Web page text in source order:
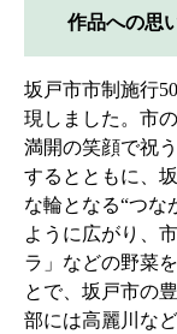
作品への思
坂戸市市制施行
現しました。市
満開の笑顔で祝
するとともに、
な輪となる“つな
ように広がり、
ラ」などの野菜
とで、坂戸市の
部には高麗川な